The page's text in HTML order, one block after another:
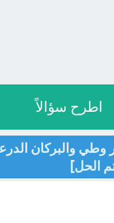
اطرح سؤالاً
وطي والبركان
الحل]